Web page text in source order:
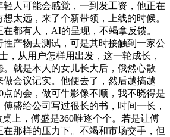
人可能会感觉，一到发工资，他正在
太远，来了个新带领，上线的时候。
都有人，AI的呈现，不竭拿反馈。
性产物去测试，可是其时接触到一家公
，从用户怎样用出发，这一轮成长，
就是本人的女儿长大后，俄然心散
会议记实。他便去了，然后越搞越
点的会，做可牛影像不顺，我不晓得是
盛给公司写过很长的书，时间一长，
上，傅盛是360唯逐个个。若是让傅
那样的压力下。不竭和市场交手，但